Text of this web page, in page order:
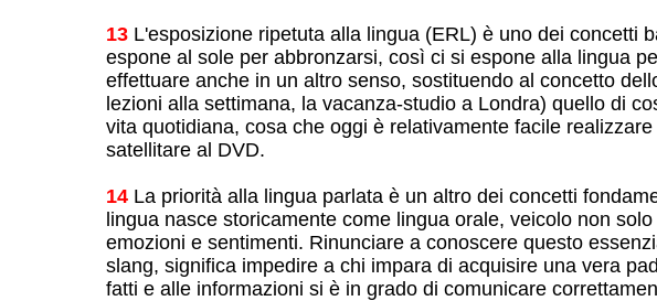
13 L'esposizione ripetuta alla lingua (ERL) è uno dei concetti
espone al sole per abbronzarsi, così ci si espone alla lingua
effettuare anche in un altro senso, sostituendo al concetto
lezioni alla settimana, la vacanza-studio a Londra) quello di
vita quotidiana, cosa che oggi è relativamente facile
satellitare al DVD.
14 La priorità alla lingua parlata è un altro dei concetti
lingua nasce storicamente come lingua orale, veicolo non
emozioni e sentimenti. Rinunciare a conoscere questo
slang, significa impedire a chi impara di acquisire una vera
fatti e alle informazioni si è in grado di comunicare